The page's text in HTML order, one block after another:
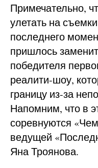
Примечательно,
улетать на
последнего
пришлось
победителя
реалити-шоу,
границу из-за
Напомним, что в
соревнуются
ведущей
Яна Троянова.